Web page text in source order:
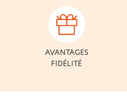
AVANTAGES
FIDÉLITÉ